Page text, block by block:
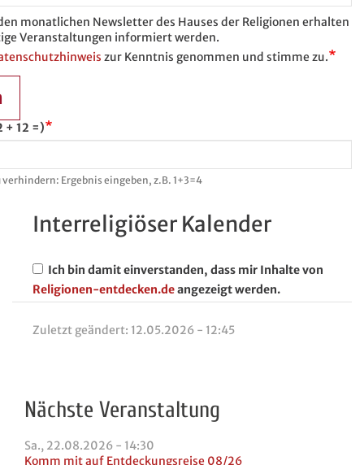
monatlichen Newsletter des Hauses der Religionen erhalten
Veranstaltungen informiert werden.
zur Kenntnis genommen und stimme zu.
+ 12 =)
verhindern: Ergebnis eingeben, z.B. 1+3=4
Interreligiöser Kalender
Ich bin damit einverstanden, dass mir Inhalte von
Religionen-entdecken.deangezeigt werden.
Zuletzt geändert: 12.05.2026 - 12:45
Nächste Veranstaltung
Sa., 22.08.2026 - 14:30
Komm mit auf Entdeckungsreise 08/26